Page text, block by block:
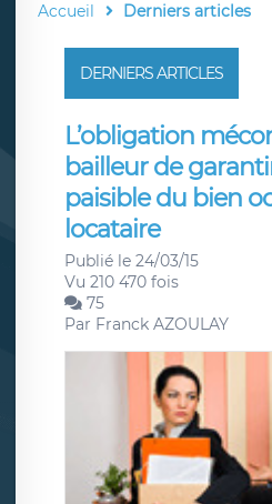
Accueil Derniers articles
DERNIERS ARTICLES
L’obligation
bailleur de
paisible du bien
locataire
Publié le 24/03/15
Vu 210 470 fois
75
Par Franck AZOULAY